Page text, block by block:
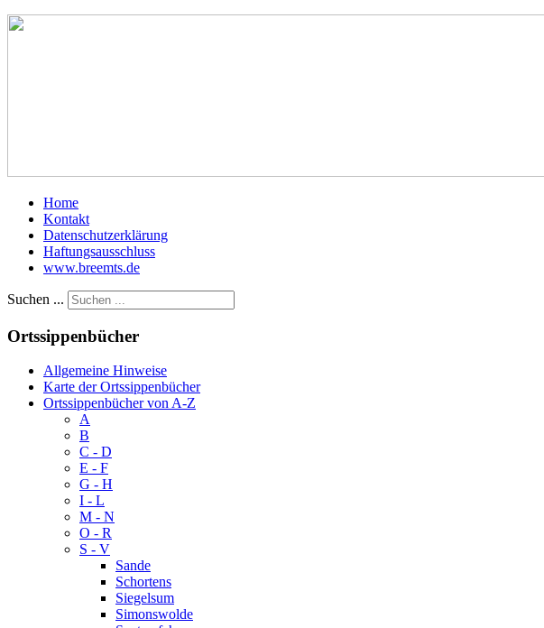
Home
Kontakt
Datenschutzerklärung
Haftungsausschluss
www.breemts.de
Suchen ...
Ortssippenbücher
Allgemeine Hinweise
Karte der Ortssippenbücher
Ortssippenbücher von A-Z
A
B
C - D
E - F
G - H
I - L
M - N
O - R
S - V
Sande
Schortens
Siegelsum
Simonswolde